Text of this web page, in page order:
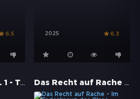
6.5 2025 6.3
Public Enemy No. 1 - Todestrieb Das Recht auf Rache - Im Fadenkreuz des Clans